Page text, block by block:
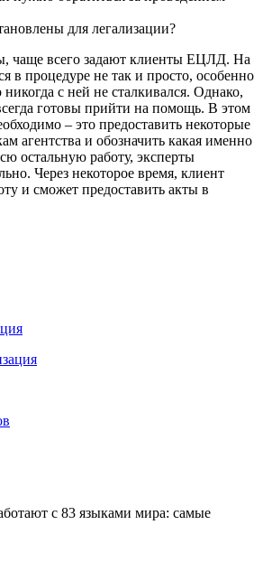
для легализации?
чаще всего задают клиенты ЕЦЛД. На
в процедуре не так и просто, особенно
никогда с ней не сталкивался. Однако,
готовы прийти на помощь. В этом
– это предоставить некоторые
агентства и обозначить какая именно
остальную работу, эксперты
Через некоторое время, клиент
и сможет предоставить акты в
с 83 языками мира: самые